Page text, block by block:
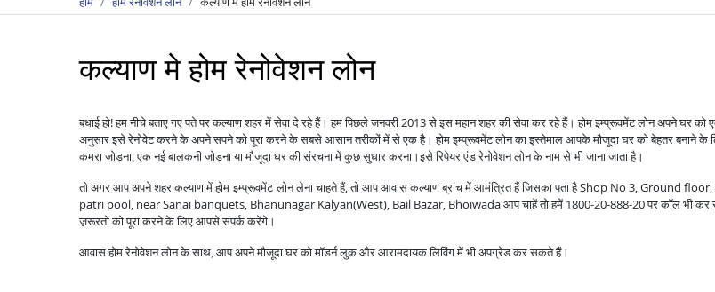
कल्याण मे होम रेनोवेशन लोन
बधाई हो! हम नीचे बताए गए पते पर कल्याण शहर में सेवा दे रहे हैं। हम पिछले जनवरी 2013 से इस महान शहर की सेवा कर रहे हैं।होम इम्प्रूवमेंट लोन अपने घर को
अनुसार इसे रेनोवेट करने के अपने सपने को पूरा करने के सबसे आसान तरीकों में से एक है।होम इम्प्रूवमेंट लोन का इस्तेमाल आपके मौजूदा घर को बेहतर बनाने के
कमरा जोड़ना, एक नई बालकनी जोड़ना या मौजूदा घर की संरचना में कुछ सुधार करना।इसे रिपेयर एंड रेनोवेशन लोन के नाम से भी जाना जाता है।
तो अगर आप अपने शहर कल्याण मेंहोम इम्प्रूवमेंट लोनलेना चाहते हैं, तो आप आवास कल्याण ब्रांच में आमंत्रित हैं जिसका पता है Shop No 3, Ground
patri pool, near Sanai banquets, Bhanunagar Kalyan(West), Bail Bazar, Bhoiwada आप चाहें तो हमें 1800-20-888-20 पर कॉल भी
ज़रूरतों को पूरा करने के लिए आपसे संपर्क करेंगे।
आवास होम रेनोवेशन लोन के साथ, आप अपने मौजूदा घर को मॉडर्न लुक और आरामदायक लिविंग में भी अपग्रेड कर सकते हैं।